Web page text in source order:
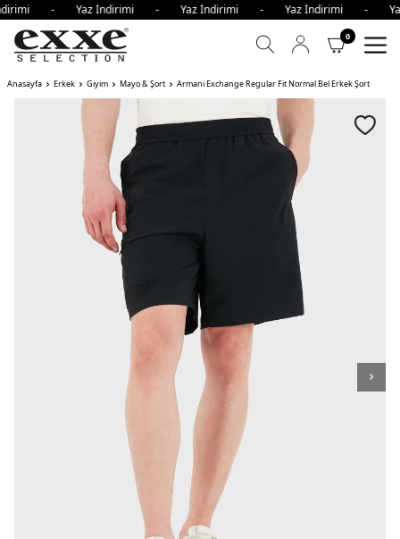
- Yaz İndirimi - Yaz İndirimi - Yaz İndirimi
0
Anasayfa Erkek Giyim Mayo & Şort Armani Exchange Regular Fit Normal Bel Erkek Şort